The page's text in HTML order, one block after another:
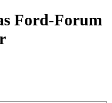
Ford-Forum